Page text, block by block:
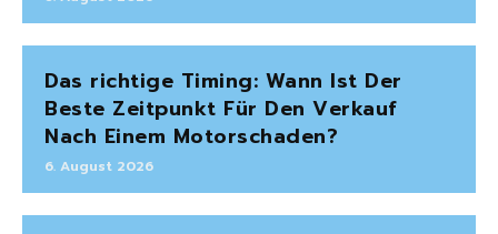
Das richtige Timing: Wann Ist Der
Beste Zeitpunkt Für Den Verkauf
Nach Einem Motorschaden?
6. August 2026